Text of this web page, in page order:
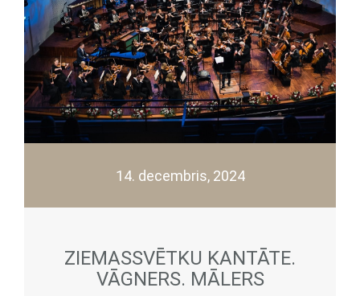
14. decembris, 2024
ZIEMASSVĒTKU KANTĀTE.
VĀGNERS. MĀLERS